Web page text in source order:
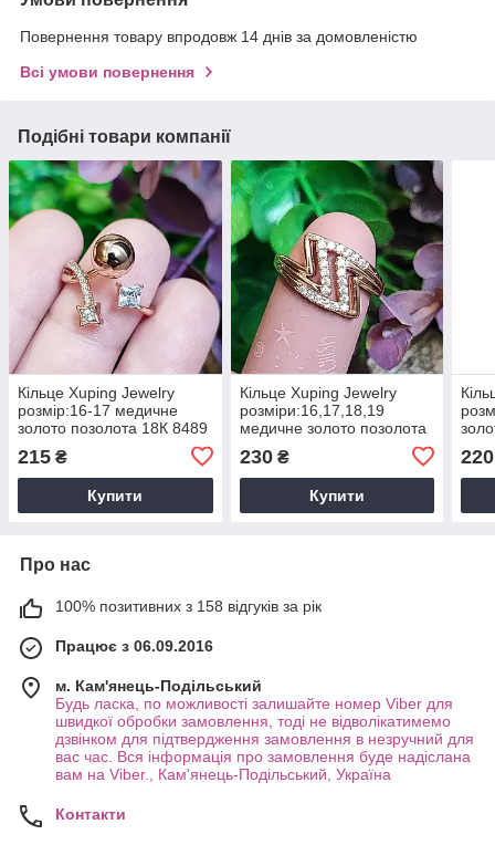
Повернення товару впродовж 14 днів за домовленістю
Всі умови повернення
Подібні товари компанії
Кільце Xuping Jewelry
розмір:16-17 медичне
золото позолота 18К 8489
215 ₴
Купити
Кільце Xuping Jewelry
розміри:16,17,18,19
медичне золото позолота
230₴
Купити
220
Про нас
100% позитивних з 158 відгуків за рік
Працює з 06.09.2016
м. Кам'янець-Подільський
Будь ласка, по можливості залишайте номер Viber для
швидкої обробки замовлення, тоді не відволікатимемо
дзвінком для підтвердження замовлення в незручний для
вас час. Вся інформація про замовлення буде надіслана
вам на Viber., Кам'янець-Подільський, Україна
Контакти